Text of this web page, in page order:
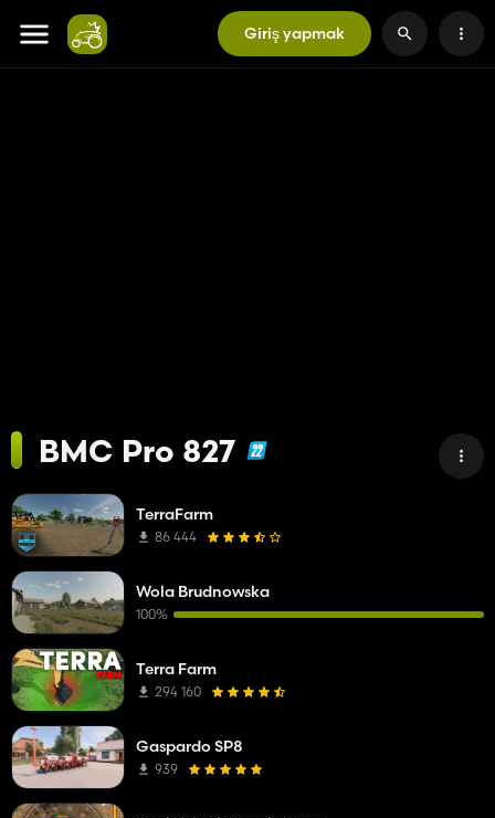
Giriş yapmak
BMC Pro 827
TerraFarm
86 444
Wola Brudnowska
100%
Terra Farm
294 160
Gaspardo SP8
939